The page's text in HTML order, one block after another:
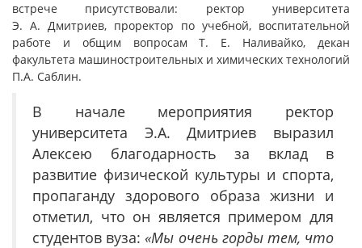
встрече присутствовали: ректор университета
Э. А. Дмитриев, проректор по учебной, воспитательной
работе и общим вопросам Т. Е. Наливайко, декан
факультета машиностроительных и химических технологий
П.А. Саблин.
В начале мероприятия ректор
университета Э.А. Дмитриев выразил
Алексею благодарность за вклад в
развитие физической культуры и спорта,
пропаганду здорового образа жизни и
отметил, что он является примером для
студентов вуза:«Мы очень горды тем, что